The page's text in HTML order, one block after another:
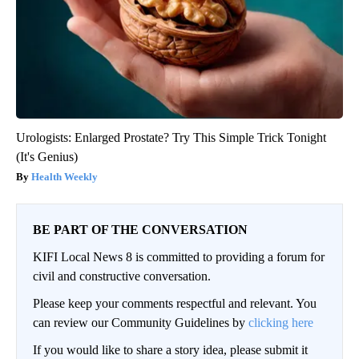
Urologists: Enlarged Prostate? Try This Simple Trick Tonight
(It's Genius)
Health Weekly
BE PART OF THE CONVERSATION
KIFI Local News 8 is committed to providing a forum for
civil and constructive conversation.
Please keep your comments respectful and relevant. You
can review our Community Guidelines by clicking here
If you would like to share a story idea, please submit it